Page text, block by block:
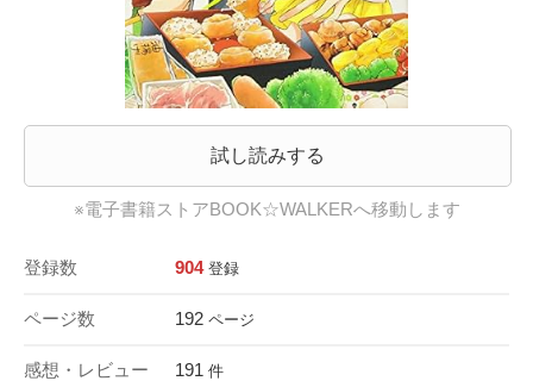
試し読みする
※電子書籍ストアBOOK☆WALKERへ移動します
登録数 904 登録
ページ数 192 ページ
感想・レビュー 191 件